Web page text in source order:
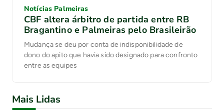
Notícias Palmeiras
CBF altera árbitro de partida entre RB
Bragantino e Palmeiras pelo Brasileirão
Mudança se deu por conta de indisponibilidade de
dono do apito que havia sido designado para confronto
entre as equipes
Mais Lidas